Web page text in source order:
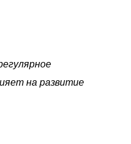
на развитие